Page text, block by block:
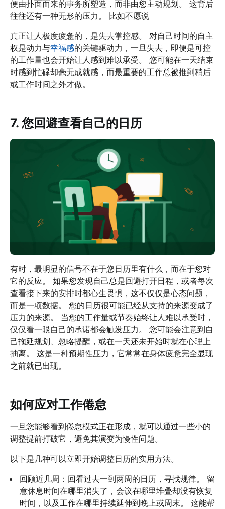
便由扑面而来的事务所塑造，而非由您主动规划。 这背后
往往还有一种无形的压力。 比如不愿说
真正让人极度疲惫的，是失去掌控感。 对自己时间的自主
权是动力与幸福感的关键驱动力，一旦失去，即便是可控
的工作量也会开始让人感到难以承受。 您可能在一天结束
时感到忙碌却毫无成就感，而最重要的工作总被推到稍后
或工作时间之外才做。
7. 您回避查看自己的日历
有时，最明显的信号不在于您日历里有什么，而在于您对
它的反应。 如果您发现自己总是回避打开日程，或者每次
查看接下来的安排时都心生畏惧，这不仅仅是心态问题，
而是一项数据。 您的日历很可能已经从支持的来源变成了
压力的来源。 当您的工作量或节奏始终让人难以承受时，
仅仅看一眼自己的承诺都会触发压力。 您可能会注意到自
己拖延规划、忽略提醒，或在一天还未开始时就在心理上
抽离。 这是一种预期性压力，它常常在身体疲惫完全显现
之前就已出现。
如何应对工作倦怠
一旦您能够看到倦怠模式正在形成，就可以通过一些小的
调整提前打破它，避免其演变为慢性问题。
以下是几种可以立即开始调整日历的实用方法。
回顾近几周：回看过去一到两周的日历，寻找规律。 留
意休息时间在哪里消失了，会议在哪里堆叠却没有恢复
时间，以及工作在哪里持续延伸到晚上或周末。 这能帮